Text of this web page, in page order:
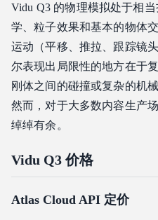
Vidu Q3 的物理模拟处于相
学、粒子效果和基本的物体
运动（平移、推拉、跟踪镜
尔表现出局限性的地方在于
刚体之间的碰撞或复杂的机
然而，对于大多数内容生产
绰绰有余。
Vidu Q3 价格
Atlas Cloud API 定价